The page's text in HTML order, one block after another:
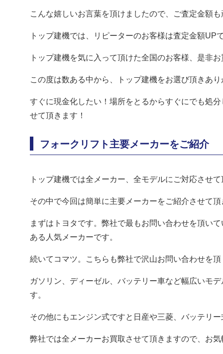
こんな嬉しいお言葉を頂けましたので、ご査定金額
トップ建機では、リピーターのお客様は査定金額UP
トップ建機を気に入って頂けた全国のお客様、是非
この度は数ある中から、トップ建機をお選び頂きあ
すぐに現金化したい！場所をとるからすぐにでも処
せて頂きます！
フォークリフト主要メーカーをご紹介
トップ建機では全メーカー、全モデルにご対応させ
その中で今回は簡単に主要メーカーをご紹介させて
まずはトヨタです。弊社で最もお問い合わせを頂い
ある人気メーカーです。
続いてコマツ。こちらも弊社で沢山お問い合わせを
ガソリン、ディーゼル、バッテリー車など幅広いモ
す。
その他にもエンジン式ですと日産や三菱、バッテリ
弊社では全メーカーお買取させて頂きますので、お